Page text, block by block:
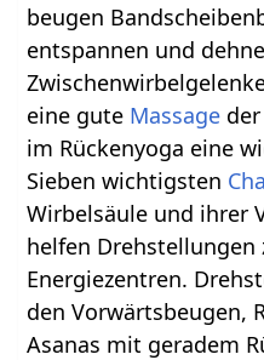
beugen
entspannen und
eine gute Massage
im Rückenyoga eine
Sieben wichtigsten
Wirbelsäule und ihrer
helfen
Energiezentren.
den Vorwärtsbeugen,
Asanas mit geradem